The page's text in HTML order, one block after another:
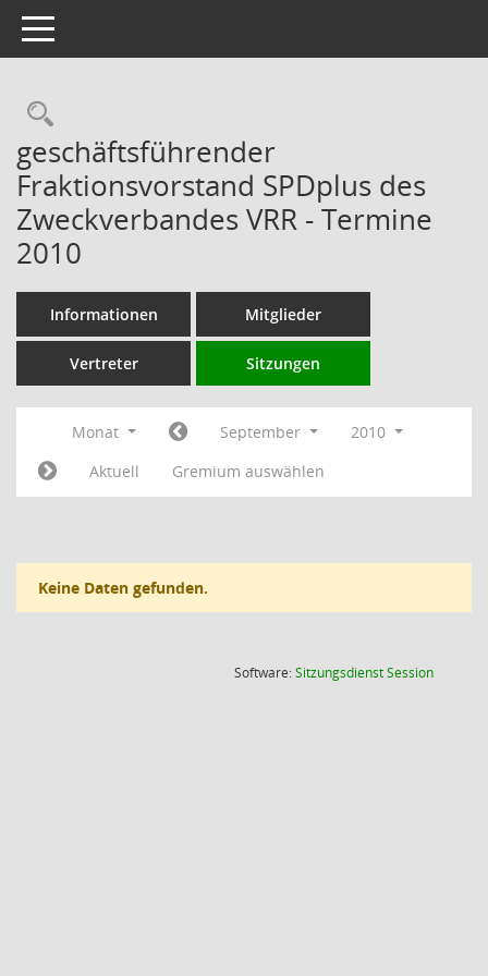
Toggle navigation
Rechercheauswahl
geschäftsführender
Fraktionsvorstand SPDplus des
Zweckverbandes VRR - Termine
2010
Informationen Mitglieder
Vertreter Sitzungen
Monat September
2010
Aktuell
Gremium auswählen
Keine Daten gefunden.
Software:SitzungsdienstSession(Wird in